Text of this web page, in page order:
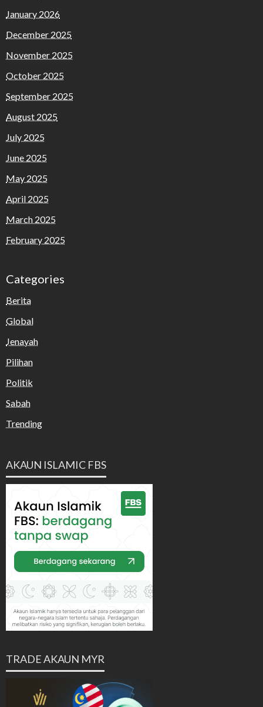
January 2026
December 2025
November 2025
October 2025
September 2025
August 2025
July 2025
June 2025
May 2025
April 2025
March 2025
February 2025
Categories
Berita
Global
Jenayah
Pilihan
Politik
Sabah
Trending
AKAUN ISLAMIC FBS
TRADE AKAUN MYR